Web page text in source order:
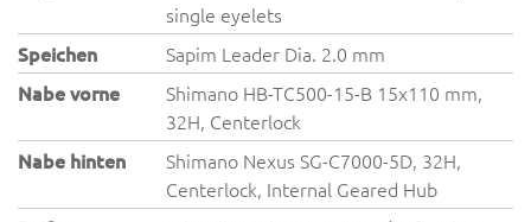
single eyelets
Speichen
Sapim Leader Dia. 2.0 mm
Nabe vorne
Shimano HB-TC500-15-B 15x110 mm,
32H, Centerlock
Nabe hinten
Shimano Nexus SG-C7000-5D, 32H,
Centerlock, Internal Geared Hub